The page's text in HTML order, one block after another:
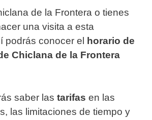
de la Frontera o tienes
una visita a esta
podrás conocer el horario de
Chiclana de la Frontera
saber las tarifas en las
las limitaciones de tiempo y